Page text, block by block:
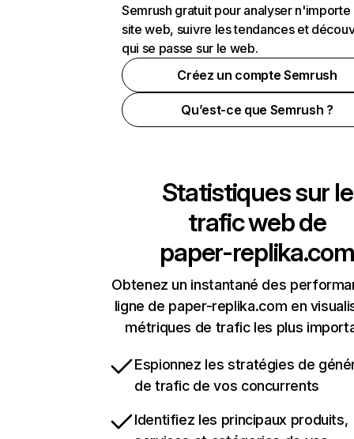
Semrush gratuit pour analyser n'importe
site web, suivre les tendances et
qui se passe sur le web.
Créez un compte Semrush
Qu’est-ce que Semrush ?
Statistiques sur le
trafic web de
paper-replika.com
Obtenez un instantané des
ligne de paper-replika.com en
métriques de trafic les plus
Espionnez les stratégies de
de trafic de vos concurrents
Identifiez les principaux produits,